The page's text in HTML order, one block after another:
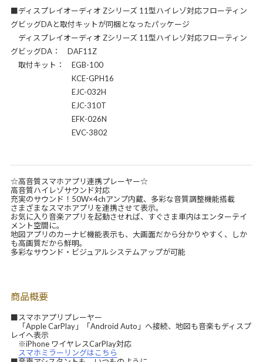
■ディスプレイオーディオ Zシリーズ 11型ハイレゾ対応フローティン
グビッグDAと取付キットが同梱となったパッケージ
ディスプレイオーディオ Zシリーズ 11型ハイレゾ対応フローティン
グビッグDA： DAF11Z
取付キット： EGB-100
KCE-GPH16
EJC-032H
EJC-310T
EFK-026N
EVC-3802
☆高音質スマホアプリ連携プレーヤー☆
高音質ハイレゾサウンド対応
充実のサウンド！50W×4chアンプ内蔵、多彩な音質調整機能搭載
さまざまなスマホアプリを連携させて表示。
お気に入り音楽アプリを起動させれば、すぐさま車内はエンターテイ
メント空間に。
地図アプリのカーナビ機能表示も、大画面だから分かりやすく、しか
も高画質だから鮮明。
多彩なサウンド・ビジュアルシステムアップが可能
商品概要
■スマホアプリプレーヤー
「Apple CarPlay」「Android Auto」へ接続、地図も音楽もディスプ
レイへ表示
※iPhone ワイヤレスCarPlay対応
スマホミラーリングはこちら